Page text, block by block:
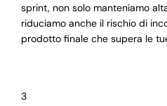
sprint, non solo manteniamo
riduciamo anche il rischio di
prodotto finale che supera le
3